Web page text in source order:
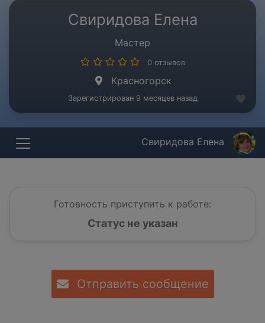
Свиридова Елена
Мастер
0 отзывов
Красногорск
Зарегистрирован 9 месяцев назад
Свиридова Елена
Готовность приступить к работе:
Статус не указан
Отправить сообщение